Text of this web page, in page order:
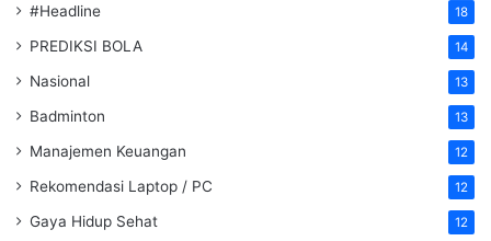
#Headline 18
PREDIKSI BOLA 14
Nasional 13
Badminton 13
Manajemen Keuangan 12
Rekomendasi Laptop / PC 12
Gaya Hidup Sehat 12